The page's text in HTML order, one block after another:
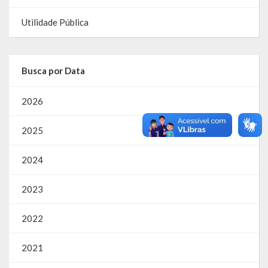
RPPS
PPA
LOA
LDO
Transparência
Utilidade Pública
Busca por Data
2026
2025
2024
2023
2022
2021